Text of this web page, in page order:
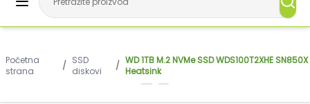
Početna
strana
/ SSD
diskovi
/ WD 1TB M.2 NVMe SSD WDS100T2XHE SN850X
Heatsink